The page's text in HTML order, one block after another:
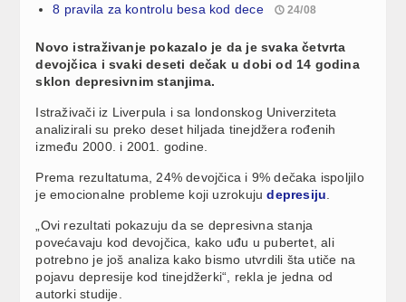
8 pravila za kontrolu besa kod dece 24/08
Novo istraživanje pokazalo je da je svaka četvrta
devojčica i svaki deseti dečak u dobi od 14 godina
sklon depresivnim stanjima.
Istraživači iz Liverpula i sa londonskog Univerziteta
analizirali su preko deset hiljada tinejdžera rođenih
između 2000. i 2001. godine.
Prema rezultatuma, 24% devojčica i 9% dečaka ispoljilo
je emocionalne probleme koji uzrokujudepresiju
„Ovi rezultati pokazuju da se depresivna stanja
povećavaju kod devojčica, kako uđu u pubertet, ali
potrebno je još analiza kako bismo utvrdili šta utiče na
pojavu depresije kod tinejdžerki“, rekla je jedna od
autorki studije.